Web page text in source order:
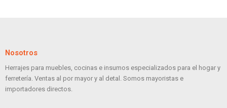
Nosotros
Herrajes para muebles, cocinas e insumos especializados para el hogar y
ferretería. Ventas al por mayor y al detal. Somos mayoristas e
importadores directos.